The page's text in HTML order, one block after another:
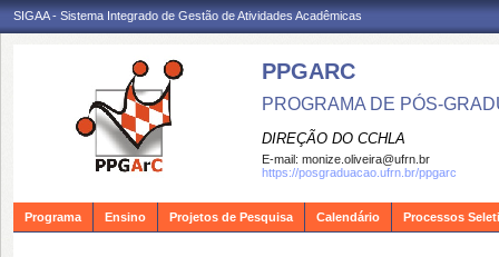
SIGAA - Sistema Integrado de Gestão de Atividades Acadêmicas
PPGARC
PROGRAMA DE PÓS-
DIREÇÃO DO CCHLA
E-mail: monize.oliveira@ufrn.br
https://posgraduacao.ufrn.br/ppgarc
Programa Ensino Projetos de Pesquisa Calendário Processos